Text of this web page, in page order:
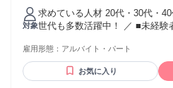
定なので オフィスワークを希望
能です♪ ★高時給1300円～3500円 ★研修あり(時給変動ナシ)
★インセンティブあり ※WEB面接を実施
時給バイト♪／ かんたんテレア
サポート＆フォローできる体制が万全
遠方の方も 在宅ワークが可能です◎
対象
求めている人材 20代・30代・
世代も多数活躍中！ ／ ■未経験者さんも大歓迎！ ■フリータ
★ ＜＜こんな方にオススメ！！＞＞ ☆子供を預けられないか
ら外で働けない ★通勤や外出
稼ぎたい ★隙間時間や、短期でも 今すぐ効率よくガッツリ
雇用形態： アルバイト・パート
お気に入り